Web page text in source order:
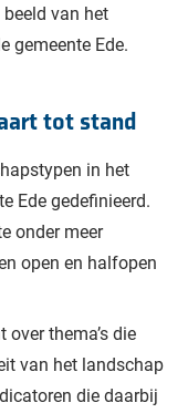
van het
gemeente Ede.
tot stand
in het
Ede gedefinieerd.
onder meer
open en halfopen
thema’s die
van het landschap
die daarbij